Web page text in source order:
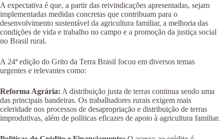
A expectativa é que, a partir das reivindicações apresentadas, sejam
implementadas medidas concretas que contribuam para o
desenvolvimento sustentável da agricultura familiar, a melhoria das
condições de vida e trabalho no campo e a promoção da justiça social
no Brasil rural.
A 24ª edição do Grito da Terra Brasil focou em diversos temas
urgentes e relevantes como:
Reforma Agrária: A distribuição justa de terras continua sendo uma
das principais bandeiras. Os trabalhadores rurais exigem mais
celeridade nos processos de desapropriação e distribuição de terras
improdutivas, além de políticas eficazes de apoio à agricultura familiar.